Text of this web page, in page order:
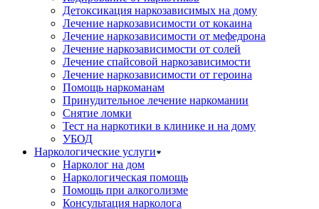
Детоксикация наркозависимых на дому
Лечение наркозависимости от кокаина
Лечение наркозависимости от мефедрона
Лечение наркозависимости от солей
Лечение спайсовой наркозависимости
Лечение наркозависимости от героина
Помощь наркоманам
Принудительное лечение наркомании
Снятие ломки
Тест на наркотики в клинике и на дому
УБОД
Наркологические услуги
Нарколог на дом
Наркологическая помощь
Помощь при алкоголизме
Консультация нарколога